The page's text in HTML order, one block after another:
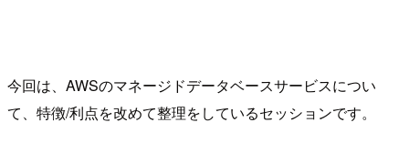
今回は、AWSのマネージドデータベースサービスについ
て、特徴/利点を改めて整理をしているセッションです。